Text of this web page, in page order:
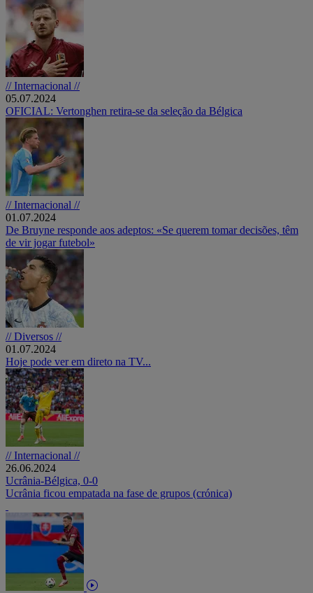
// Internacional //
05.07.2024
OFICIAL: Vertonghen retira-se da seleção da Bélgica
// Internacional //
01.07.2024
De Bruyne responde aos adeptos: «Se querem tomar decisões, têm
de vir jogar futebol»
// Diversos //
01.07.2024
Hoje pode ver em direto na TV...
// Internacional //
26.06.2024
Ucrânia-Bélgica, 0-0
Ucrânia ficou empatada na fase de grupos (crónica)